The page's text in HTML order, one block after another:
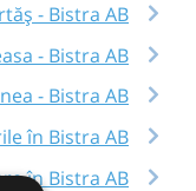
- Bistra AB
- Bistra AB
- Bistra AB
în Bistra AB
în Bistra AB